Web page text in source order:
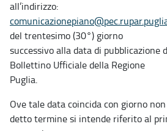
all’indirizzo:
del trentesimo (30°) giorno
successivo alla data di pubblicazione
Bollettino Ufficiale della Regione
Puglia.
Ove tale data coincida con giorno
detto termine si intende riferito al